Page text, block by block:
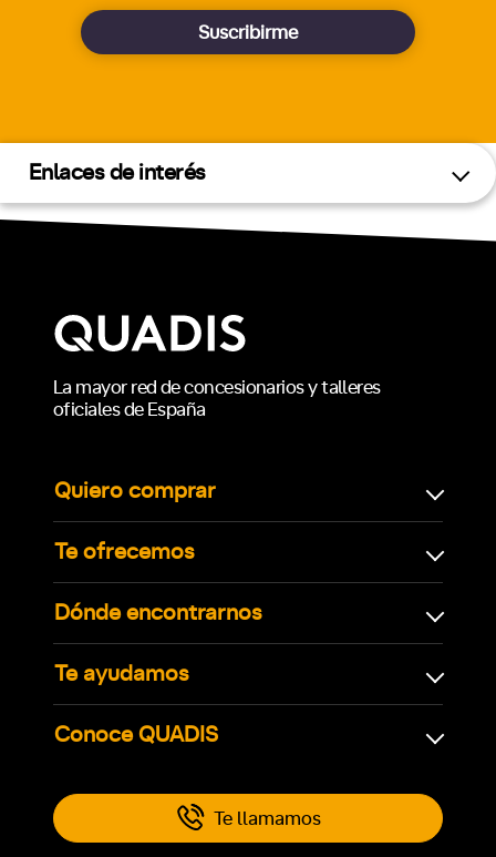
Suscribirme
Enlaces de interés
La mayor red de concesionarios y talleres
oficiales de España
Quiero comprar
Te ofrecemos
Dónde encontrarnos
Te ayudamos
Conoce QUADIS
Te llamamos